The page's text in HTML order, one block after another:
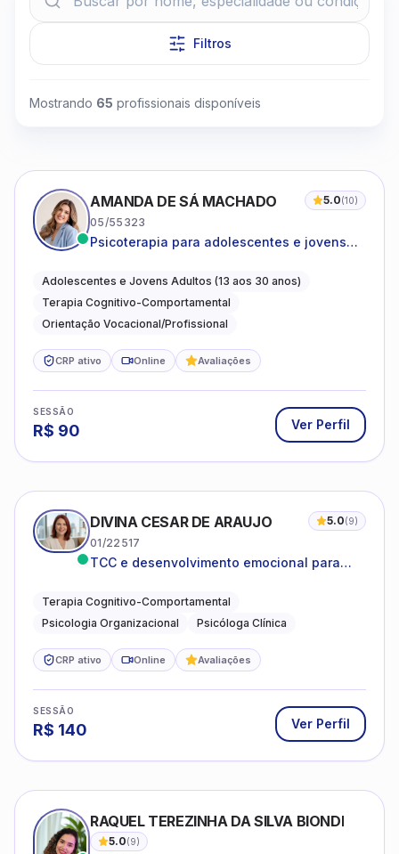
Filtros
Mostrando 65 profissionais disponíveis
AMANDA DE SÁ MACHADO 5.0(10)
05/55323
Psicoterapia para adolescentes e jovens
autoestima, relações e orientação
profissional
Adolescentes e Jovens Adultos (13 aos 30 anos)
Terapia Cognitivo-Comportamental
Orientação Vocacional/Profissional
CRP ativo Online Avaliações
SESSÃO
R$ 90 Ver Perfil
DIVINA CESAR DE ARAUJO 5.0(9)
01/22517
TCC e desenvolvimento emocional para
Terapia Cognitivo-Comportamental
Psicologia Organizacional
Psicóloga Clínica
CRP ativo Online Avaliações
SESSÃO
R$ 140 Ver Perfil
RAQUEL TEREZINHA DA SILVA BIONDI
5.0(9)